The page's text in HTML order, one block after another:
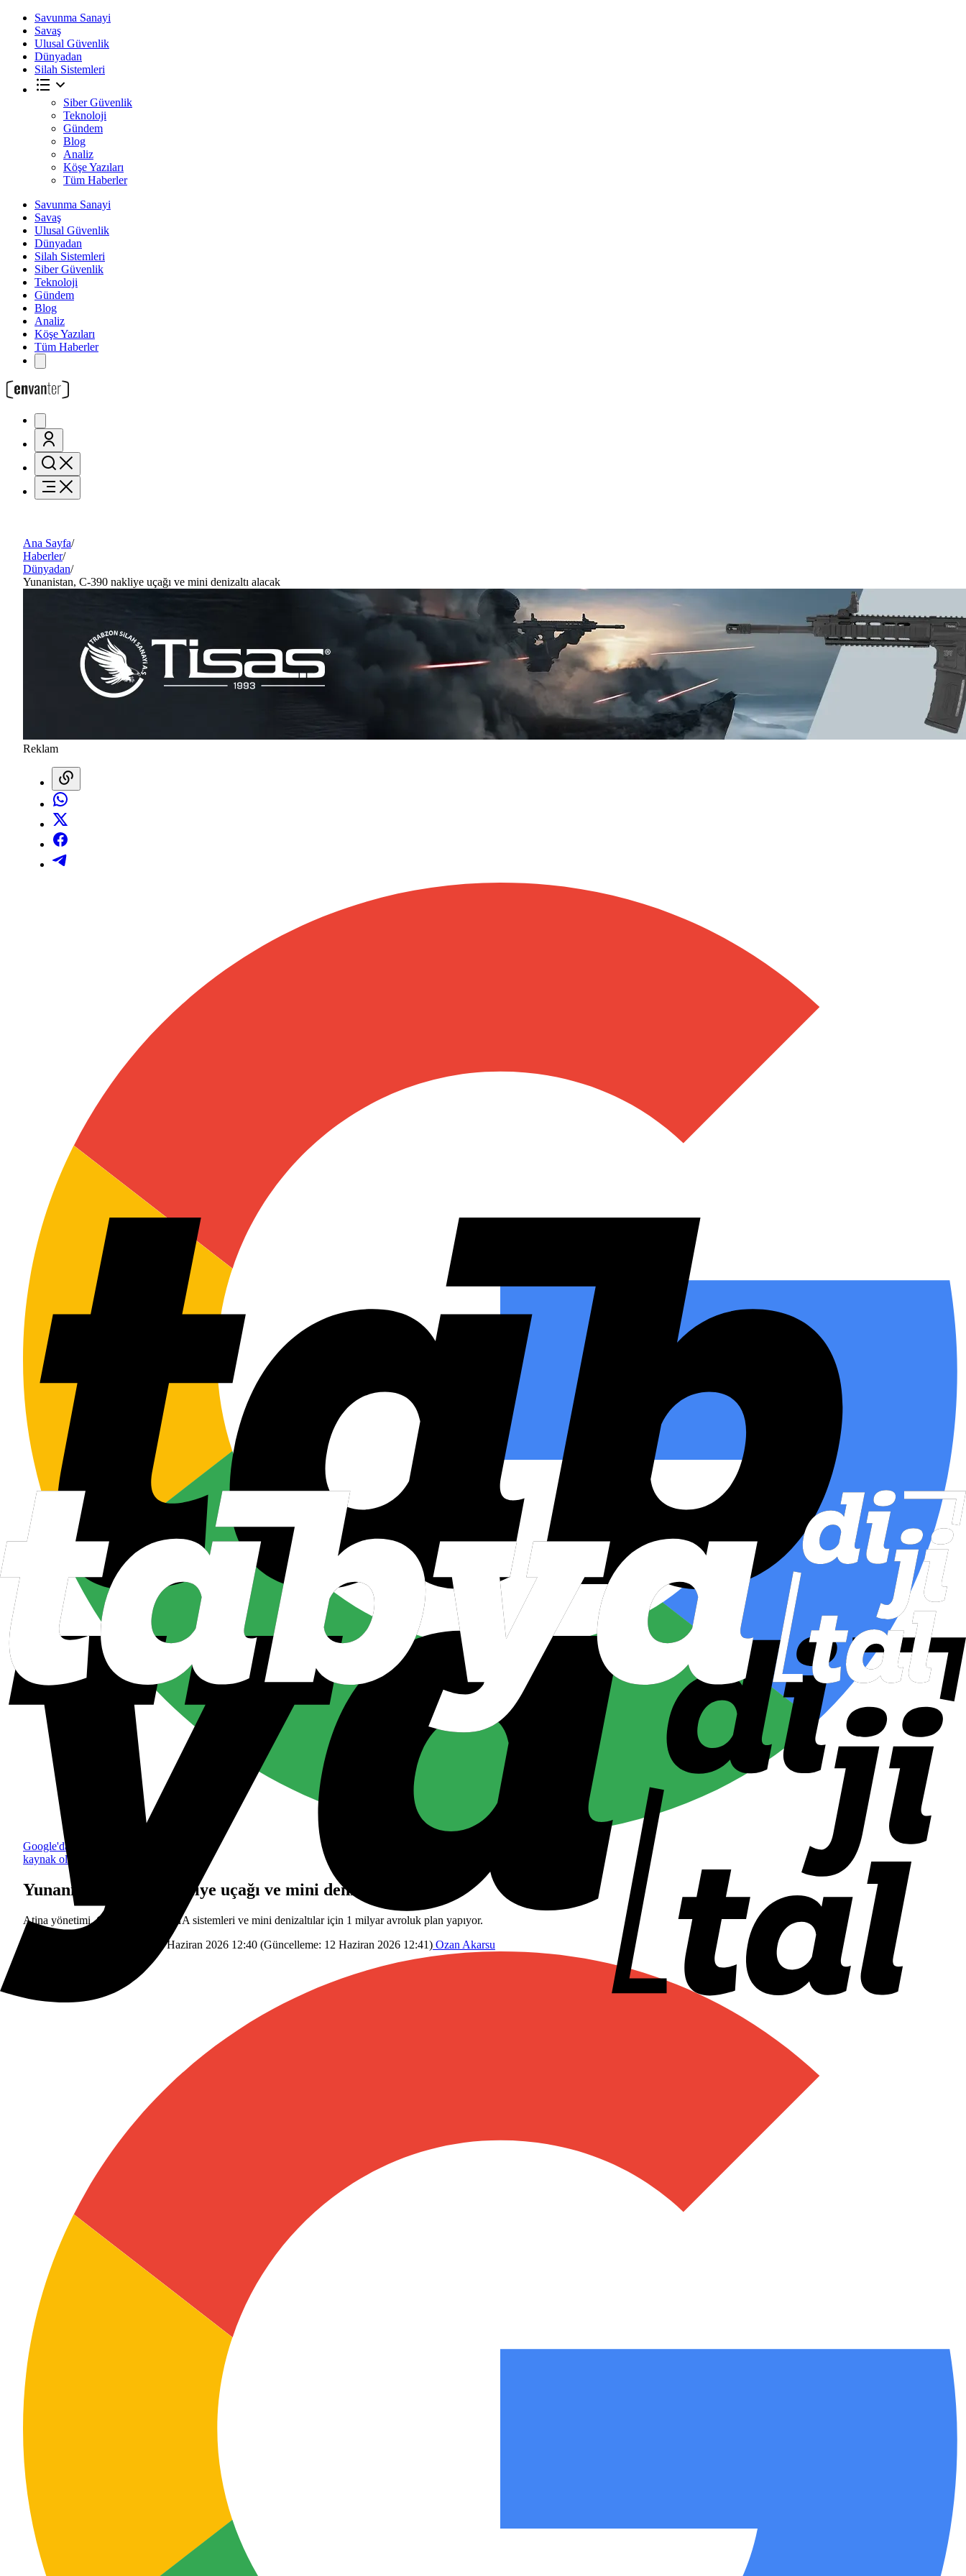
Savunma Sanayi
Savaş
Ulusal Güvenlik
Dünyadan
Silah Sistemleri
Siber Güvenlik
Teknoloji
Gündem
Blog
Analiz
Köşe Yazıları
Tüm Haberler
Savunma Sanayi
Savaş
Ulusal Güvenlik
Dünyadan
Silah Sistemleri
Siber Güvenlik
Teknoloji
Gündem
Blog
Analiz
Köşe Yazıları
Tüm Haberler
Ana Sayfa/
Haberler/
Dünyadan/
Yunanistan, C-390 nakliye uçağı ve mini denizaltı alacak
Reklam
Google'da tercih edilen
kaynak olarak ekle
Yunanistan, C-390 nakliye uçağı ve mini denizaltı alacak
Atina yönetimi, C-390 uçakları, İHA sistemleri ve mini denizaltılar için 1 milyar avroluk plan yapıyor.
12 Haziran 2026 12:40 (Güncelleme: 12 Haziran 2026 12:41) Ozan Akarsu